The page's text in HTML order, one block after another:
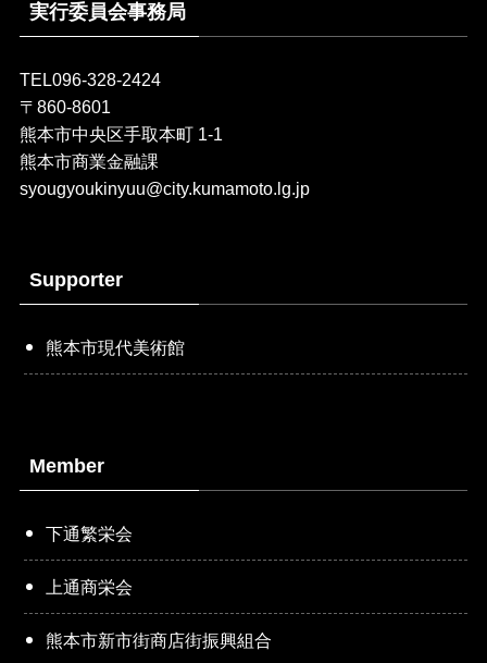
実行委員会事務局
TEL096-328-2424
〒860-8601
熊本市中央区手取本町 1-1
熊本市商業金融課
syougyoukinyuu@city.kumamoto.lg.jp
Supporter
熊本市現代美術館
Member
下通繁栄会
上通商栄会
熊本市新市街商店街振興組合